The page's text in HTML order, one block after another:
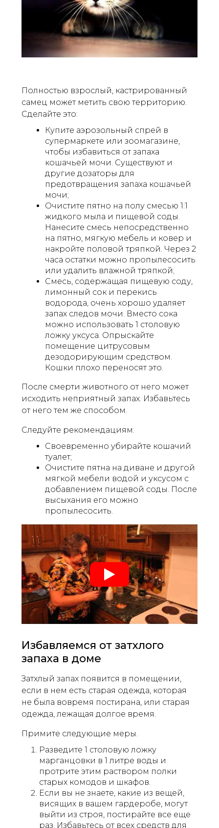
Полностью взрослый, кастрированный
самец может метить свою территорию.
Сделайте это:
Купите аэрозольный спрей в
супермаркете или зоомагазине,
чтобы избавиться от запаха
кошачьей мочи. Существуют и
другие дозаторы для
предотвращения запаха кошачьей
мочи;
Очистите пятно на полу смесью 1:1
жидкого мыла и пищевой соды.
Нанесите смесь непосредственно
на пятно, мягкую мебель и ковер и
накройте половой тряпкой. Через 2
часа остатки можно пропылесосить
или удалить влажной тряпкой;
Смесь, содержащая пищевую соду,
лимонный сок и перекись
водорода, очень хорошо удаляет
запах следов мочи. Вместо сока
можно использовать 1 столовую
ложку уксуса. Опрыскайте
помещение цитрусовым
дезодорирующим средством.
Кошки плохо переносят это.
После смерти животного от него может
исходить неприятный запах. Избавьтесь
от него тем же способом.
Следуйте рекомендациям:
Своевременно убирайте кошачий
туалет;
Очистите пятна на диване и другой
мягкой мебели водой и уксусом с
добавлением пищевой соды. После
высыхания его можно
пропылесосить.
Избавляемся от затхлого
запаха в доме
Затхлый запах появится в помещении,
если в нем есть старая одежда, которая
не была вовремя постирана, или старая
одежда, лежащая долгое время.
Примите следующие меры.
Разведите 1 столовую ложку
марганцовки в 1 литре воды и
протрите этим раствором полки
старых комодов и шкафов.
Если вы не знаете, какие из вещей,
висящих в вашем гардеробе, могут
выйти из строя, постирайте все еще
раз. Избавьтесь от всех средств для